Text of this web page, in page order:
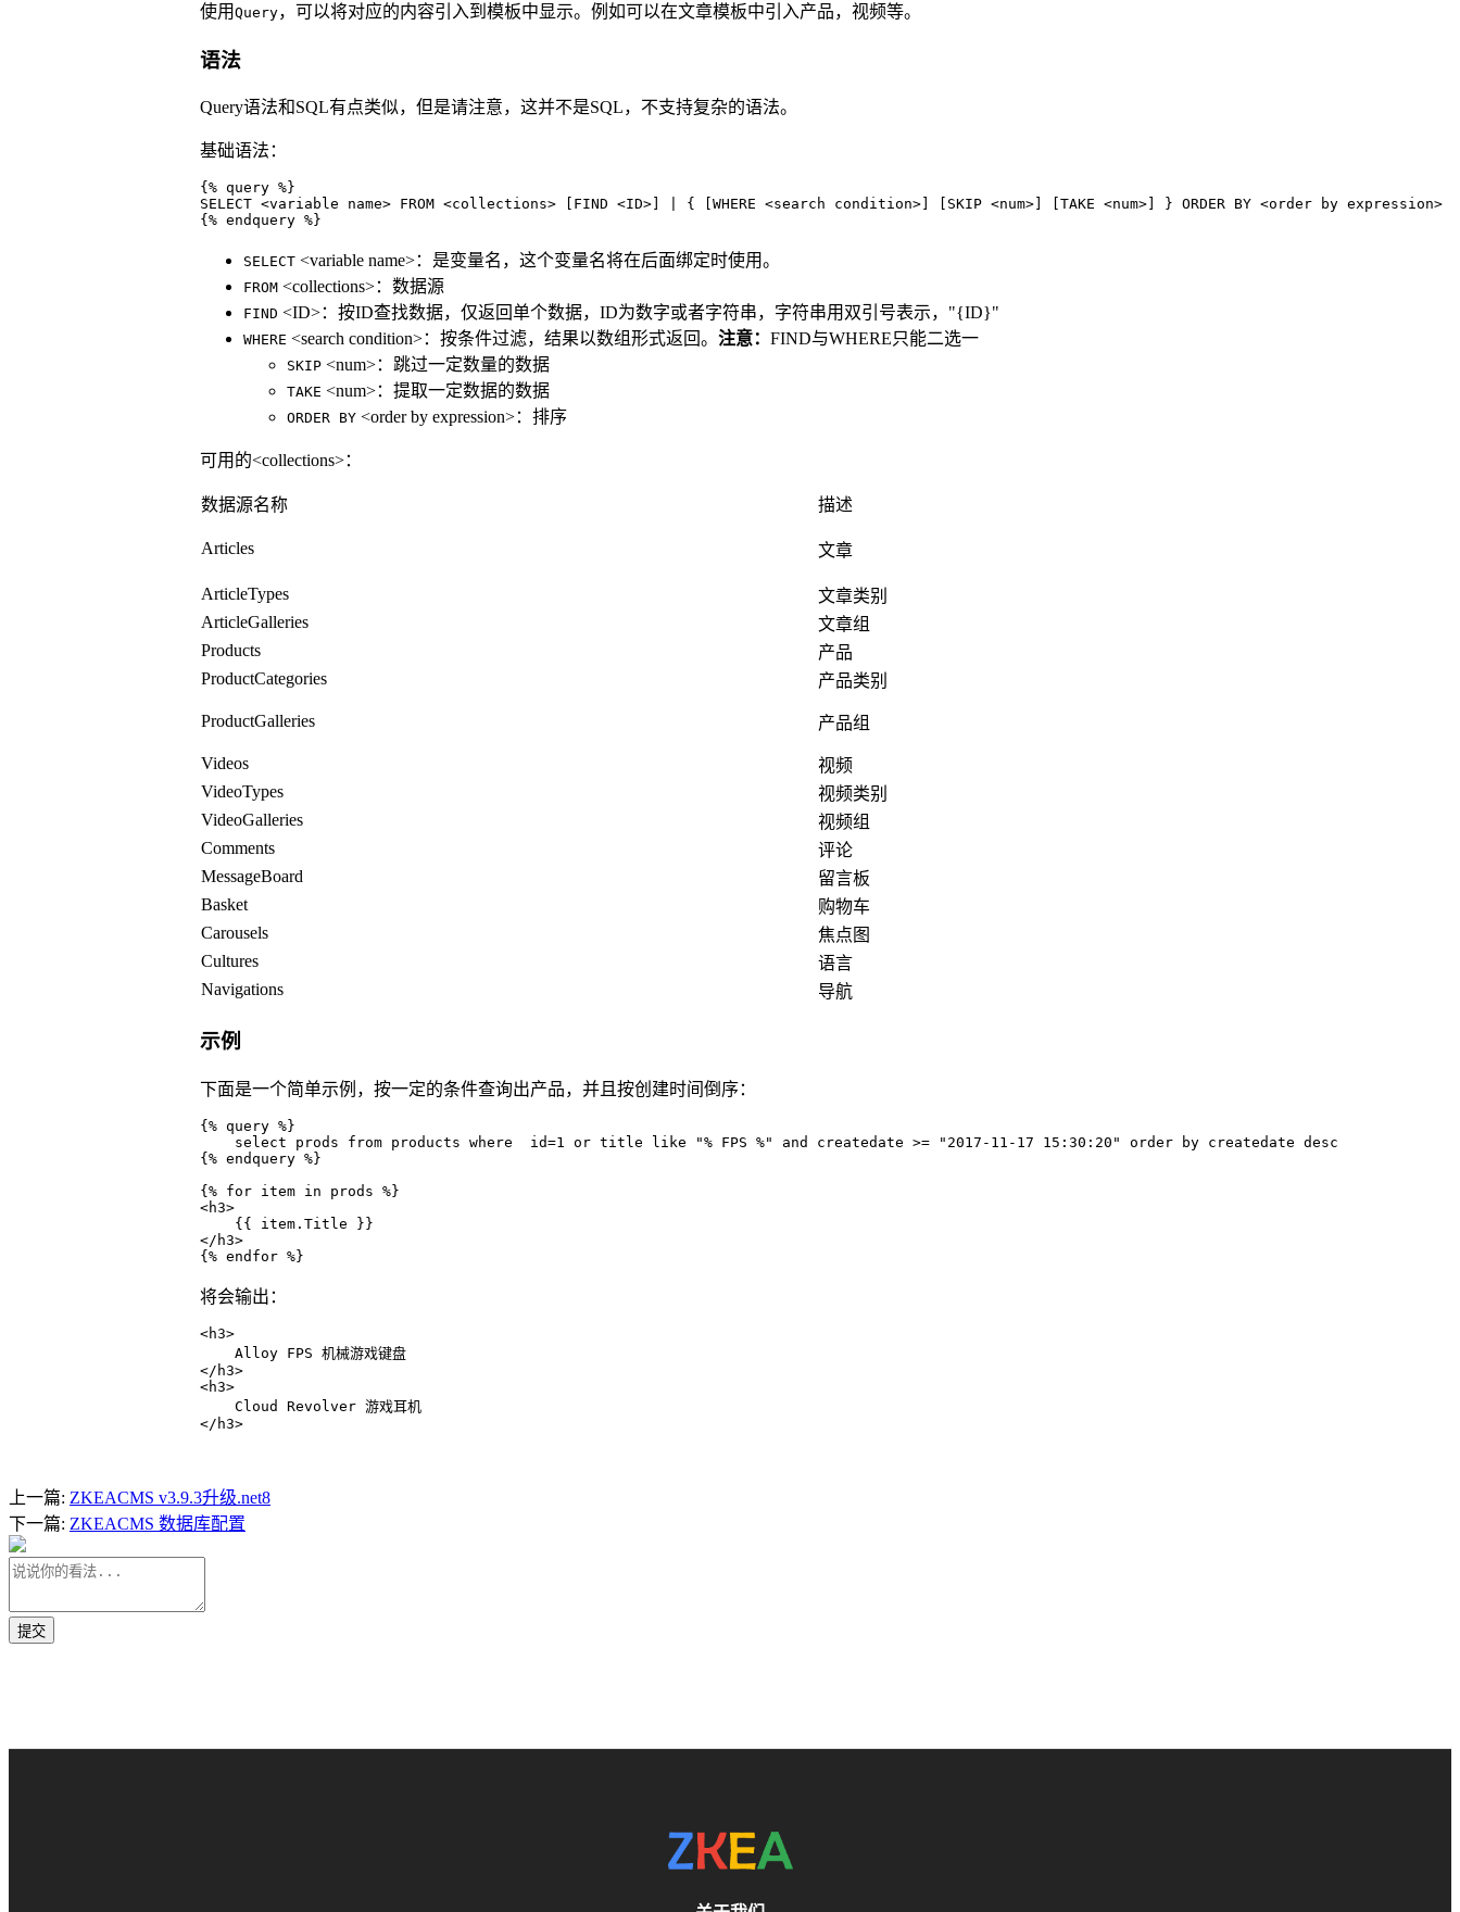
使用 Query，可以将对应的内容引入到模板中显示。例如可以在文章模板中引入产品，视频等。
语法
Query语法和SQL有点类似，但是请注意，这并不是SQL，不支持复杂的语法。
基础语法：
{% query %}
SELECT <variable name> FROM <collections> [FIND <ID>] | { [WHERE <search condition>] [SKIP <num>] [TAKE <num>] } ORDER BY <order by expression>
{% endquery %}
SELECT <variable name>：是变量名，这个变量名将在后面绑定时使用。
FROM <collections>：数据源
FIND <ID>：按ID查找数据，仅返回单个数据，ID为数字或者字符串，字符串用双引号表示，"{ID}"
WHERE <search condition>：按条件过滤，结果以数组形式返回。 注意： FIND与WHERE只能二选一
SKIP <num>：跳过一定数量的数据
TAKE <num>：提取一定数据的数据
ORDER BY <order by expression>：排序
可用的<collections>：
数据源名称 描述
Articles 文章
ArticleTypes
文章类别
ArticleGalleries
文章组
Products
产品
ProductCategories
产品类别
ProductGalleries 产品组
Videos
视频
VideoTypes
视频类别
VideoGalleries
视频组
Comments
评论
MessageBoard
留言板
Basket
购物车
Carousels
焦点图
Cultures
语言
Navigations
导航
示例
下面是一个简单示例，按一定的条件查询出产品，并且按创建时间倒序：
{% query %}
    select prods from products where  id=1 or title like "% FPS %" and createdate >= "2017-11-17 15:30:20" order by createdate desc
{% endquery %}
{% for item in prods %}
<h3>
    {{ item.Title }}
</h3>
{% endfor %}
将会输出：
<h3>
    Alloy FPS 机械游戏键盘
</h3>
<h3>
    Cloud Revolver 游戏耳机
</h3>
上一篇: ZKEACMS v3.9.3升级.net8
下一篇: ZKEACMS 数据库配置